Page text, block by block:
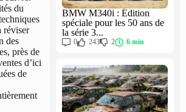
du
réviser
des
près de
d’ici
de
BMW M340i : Édition
spéciale pour les 50 ans de
la série 3...
0 243 2 6 min